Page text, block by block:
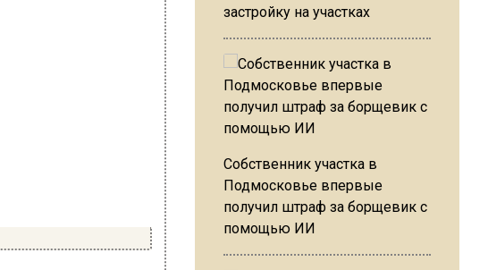
застройку на участках
Собственник участка в
Подмосковье впервые
получил штраф за борщевик с
помощью ИИ